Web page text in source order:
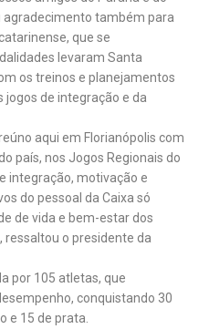
agradecimento também para
que se
levaram Santa
os treinos e planejamentos
de integração e da
aqui em Florianópolis com
país, nos Jogos Regionais do
integração, motivação e
do pessoal da Caixa só
de vida e bem-estar dos
ressaltou o presidente da
por 105 atletas, que
conquistando 30
e 15 de prata.